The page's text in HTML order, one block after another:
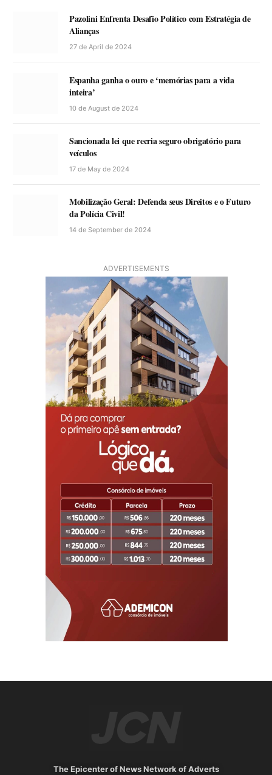
Pazolini Enfrenta Desafio Político com Estratégia de
Alianças
27 de April de 2024
Espanha ganha o ouro e ‘memórias para a vida
inteira’
10 de August de 2024
Sancionada lei que recria seguro obrigatório para
veículos
17 de May de 2024
Mobilização Geral: Defenda seus Direitos e o Futuro
da Polícia Civil!
14 de September de 2024
ADVERTISEMENTS
The Epicenter of News Network of Adverts